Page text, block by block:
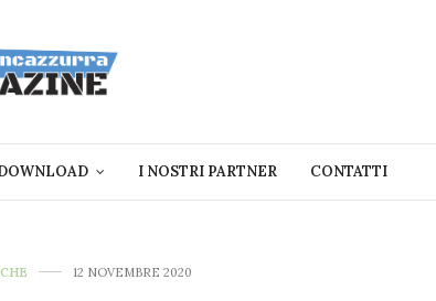
I NOSTRI PARTNER CONTATTI
12 NOVEMBRE 2020